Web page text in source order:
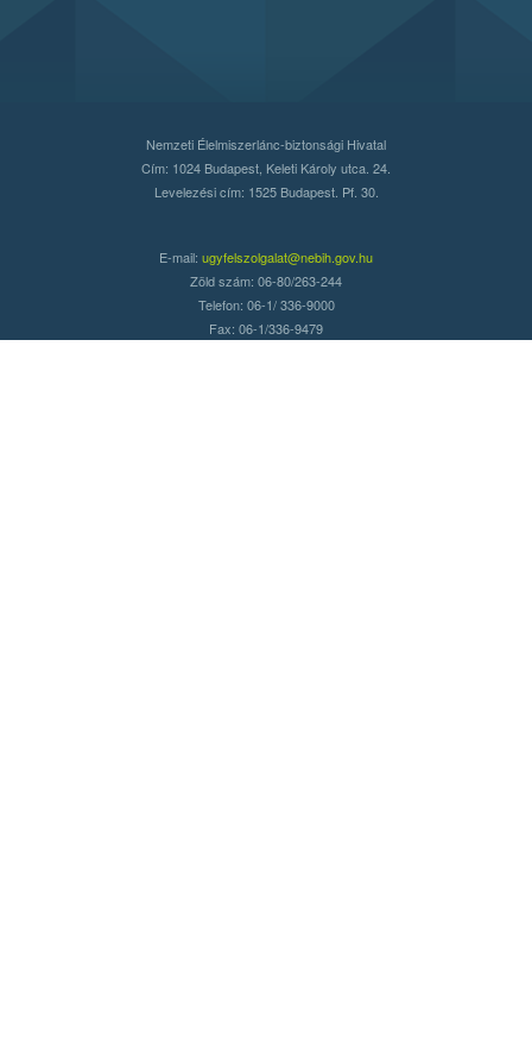
Nemzeti Élelmiszerlánc-biztonsági Hivatal
Cím: 1024 Budapest, Keleti Károly utca. 24.
Levelezési cím: 1525 Budapest. Pf. 30.
E-mail: ugyfelszolgalat@nebih.gov.hu
Zöld szám: 06-80/263-244
Telefon: 06-1/ 336-9000
Fax: 06-1/336-9479